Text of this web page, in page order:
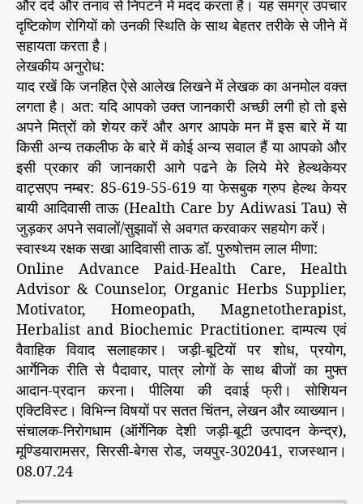
और दर्द और तनाव से निपटने में मदद करता है। यह समग्र उपचार
दृष्टिकोण रोगियों को उनकी स्थिति के साथ बेहतर तरीके से जीने में
सहायता करता है।
लेखकीय अनुरोध:
याद रखें कि जनहित ऐसे आलेख लिखने में लेखक का अनमोल वक्त
लगता है। अत: यदि आपको उक्त जानकारी अच्छी लगी हो तो इसे
अपने मित्रों को शेयर करें और अगर आपके मन में इस बारे में या
किसी अन्य तकलीफ के बारे में कोई अन्य सवाल हैं या आपको और
इसी प्रकार की जानकारी आगे पढने के लिये मेरे हेल्थकेयर
वाट्सएप नम्बर: 85-619-55-619 या फेसबुक ग्रुप हेल्थ केयर
बायी आदिवासी ताऊ (Health Care by Adiwasi Tau) से
जुड़कर अपने सवालों/सुझावों से अवगत करवाकर सहयोग करें।
स्वास्थ्य रक्षक सखा आदिवासी ताऊ डॉ. पुरुषोत्तम लाल मीणा:
Online Advance Paid-Health Care, Health
Advisor & Counselor, Organic Herbs Supplier,
Motivator, Homeopath, Magnetotherapist,
Herbalist and Biochemic Practitioner. दाम्पत्य एवं
वैवाहिक विवाद सलाहकार। जड़ी-बूटियों पर शोध, प्रयोग,
आर्गेनिक रीति से पैदावार, पात्र लोगों के साथ बीजों का मुफ्त
आदान-प्रदान करना। पीलिया की दवाई फ्री। सोशियन
एक्टिविस्ट। विभिन्न विषयों पर सतत चिंतन, लेखन और व्याख्यान।
संचालक-निरोगधाम (ऑर्गेनिक देशी जड़ी-बूटी उत्पादन केन्द्र),
मूण्डियारामसर, सिरसी-बेगस रोड, जयपुर-302041, राजस्थान।
08.07.24